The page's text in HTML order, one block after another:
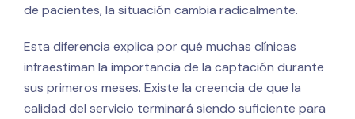
de pacientes, la situación cambia radicalmente.
Esta diferencia explica por qué muchas clínicas
infraestiman la importancia de la captación durante
sus primeros meses. Existe la creencia de que la
calidad del servicio terminará siendo suficiente para